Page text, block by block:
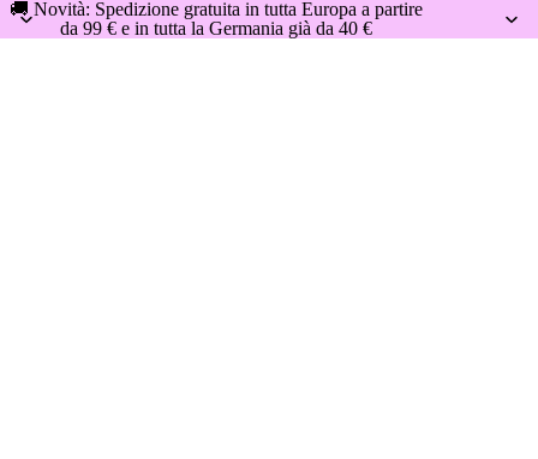
🚚 Novità: Spedizione gratuita in tutta Europa a partire
da 99 € e in tutta la Germania già da 40 €